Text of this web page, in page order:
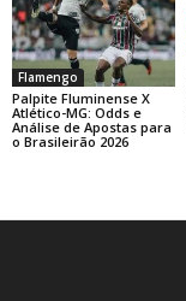
Flamengo
Palpite Fluminense X
Atlético-MG: Odds e
Análise de Apostas para
o Brasileirão 2026